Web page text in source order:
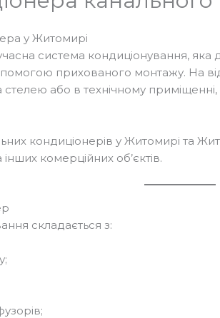
у Житомирі
система кондиціонування,
прихованого монтажу. На
або в технічному
кондиціонерів у Житомирі та
інших комерційних об’єктів.
складається з: